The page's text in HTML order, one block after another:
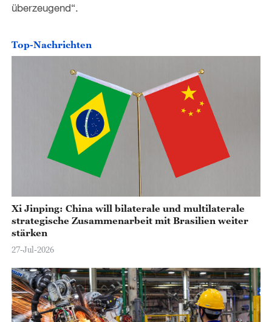
überzeugend“.
Top-Nachrichten
Xi Jinping: China will bilaterale und multilaterale
strategische Zusammenarbeit mit Brasilien weiter
stärken
27-Jul-2026